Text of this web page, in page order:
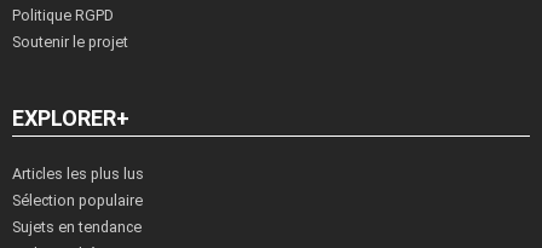
Politique RGPD
Soutenir le projet
EXPLORER+
Articles les plus lus
Sélection populaire
Sujets en tendance